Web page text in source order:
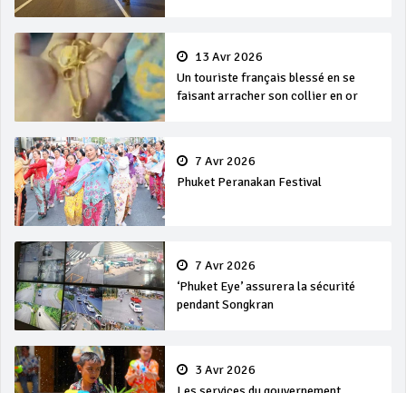
13 Avr 2026
Un touriste français blessé en se
faisant arracher son collier en or
7 Avr 2026
Phuket Peranakan Festival
7 Avr 2026
‘Phuket Eye’ assurera la sécurité
pendant Songkran
3 Avr 2026